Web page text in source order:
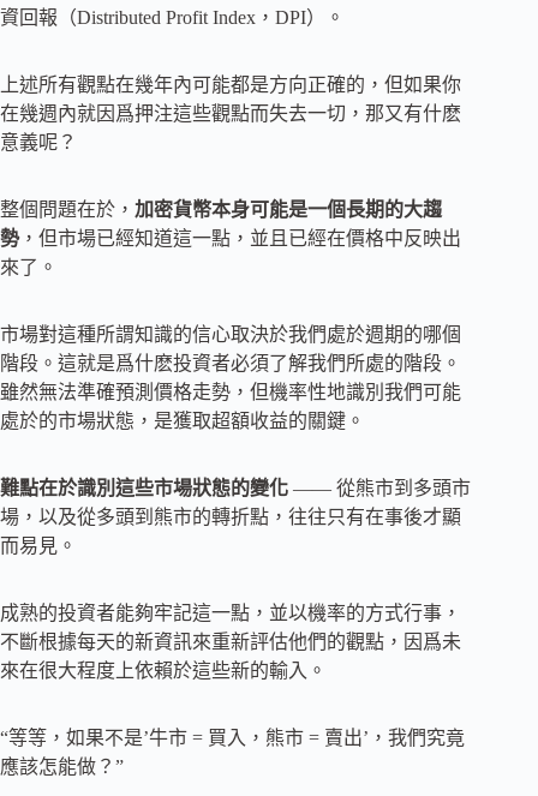
資回報（Distributed Profit Index，DPI）。
上述所有觀點在幾年內可能都是方向正確的，但如果你
在幾週內就因爲押注這些觀點而失去一切，那又有什麽
意義呢？
整個問題在於， 加密貨幣本身可能是一個長期的大趨
勢，但市場已經知道這一點，並且已經在價格中反映出
來了。
市場對這種所謂知識的信心取決於我們處於週期的哪個
階段。這就是爲什麽投資者必須了解我們所處的階段。
雖然無法準確預測價格走勢，但機率性地識別我們可能
處於的市場狀態，是獲取超額收益的關鍵。
難點在於識別這些市場狀態的變化 —— 從熊市到多頭市
場，以及從多頭到熊市的轉折點，往往只有在事後才顯
而易見。
成熟的投資者能夠牢記這一點，並以機率的方式行事，
不斷根據每天的新資訊來重新評估他們的觀點，因爲未
來在很大程度上依賴於這些新的輸入。
“等等，如果不是’牛市 = 買入，熊市 = 賣出’，我們究竟
應該怎能做？”